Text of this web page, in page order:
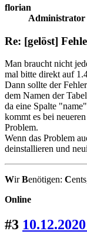
florian
Administrator
Re: [gelöst]
Man braucht nicht
mal bitte direkt auf
Dann sollte der
dem Namen der
da eine Spalte
kommt es bei
Problem.
Wenn das Problem
deinstallieren und
WirBenötigen: C
Online
#3